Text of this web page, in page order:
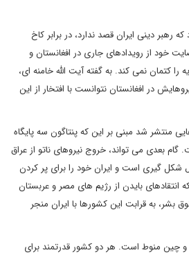
رهبر دینی ایران قصد ندارد، در برابر کاخ
خود از رویدادهای جاری در افغانستان و
را کتمان نمی کند. به گفته آیت الله خامنه ای،
حضور نیروهایش در افغانستان نتوانست با افتخار از این
منتشر شد مبنی بر این که پنتاگون سه پایگاه
بعدی می تواند، خروج نیروهای ناتو از عراق
شکل گیری است و ایران خود را برای پر کردن
انتقادهای بایدن از رژیم های مصر و عربستان
به قرابت این کشورها با ایران منجر
و چین منوط است. هر دو کشور قدرتمند برای